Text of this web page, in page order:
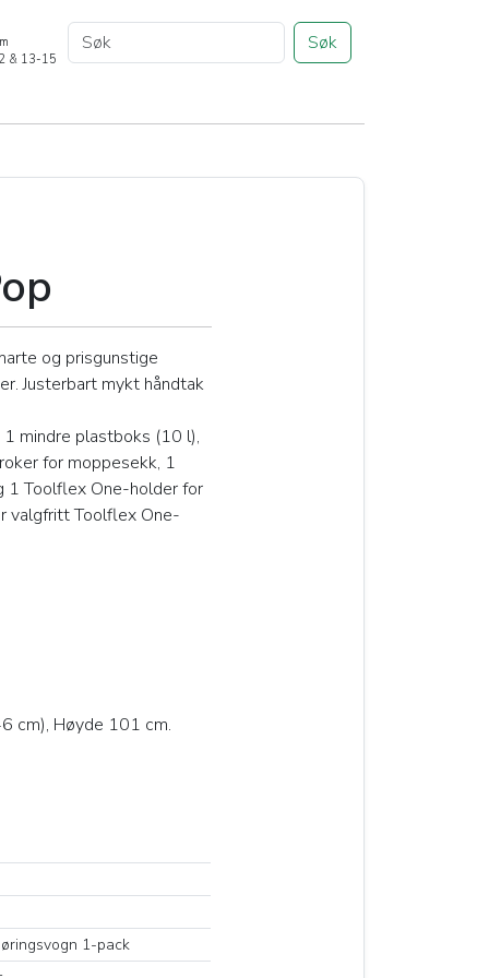
& 13-15
Søk
og prisgunstige
Justerbart mykt håndtak
mindre plastboks (10 l),
for moppesekk, 1
Toolflex One-holder for
valgfritt Toolflex One-
cm), Høyde 101 cm.
1-pack